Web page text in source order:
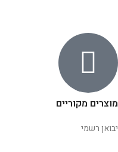
מוצרים מקוריים
יבואן רשמי